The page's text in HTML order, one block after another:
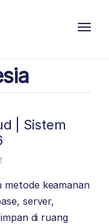
| Sistem
metode keamanan
server,
di ruang